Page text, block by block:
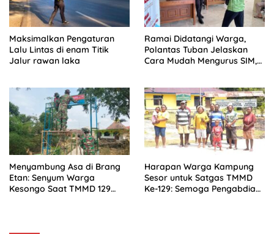
Maksimalkan Pengaturan
Lalu Lintas di enam Titik
Jalur rawan laka
Ramai Didatangi Warga,
Polantas Tuban Jelaskan
Cara Mudah Mengurus SIM,
Menyambung Asa di Brang
Etan: Senyum Warga
Kesongo Saat TMMD 129
Harapan Warga Kampung
Sesor untuk Satgas TMMD
Ke-129: Semoga Pengabdian